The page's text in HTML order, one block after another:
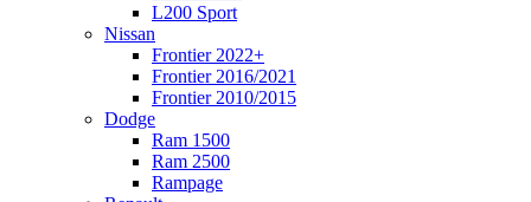
L200 Sport
Nissan
Frontier 2022+
Frontier 2016/2021
Frontier 2010/2015
Dodge
Ram 1500
Ram 2500
Rampage